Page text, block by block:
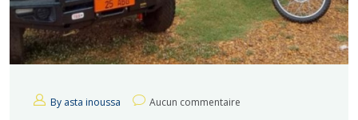
By asta inoussa Aucun commentaire